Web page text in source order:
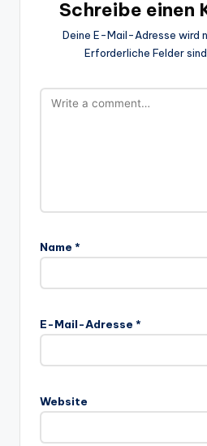
Schreibe einen
Deine E-Mail-Adresse wird
Erforderliche Felder
Name *
E-Mail-Adresse *
Website